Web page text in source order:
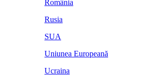
România
Rusia
SUA
Uniunea Europeană
Ucraina